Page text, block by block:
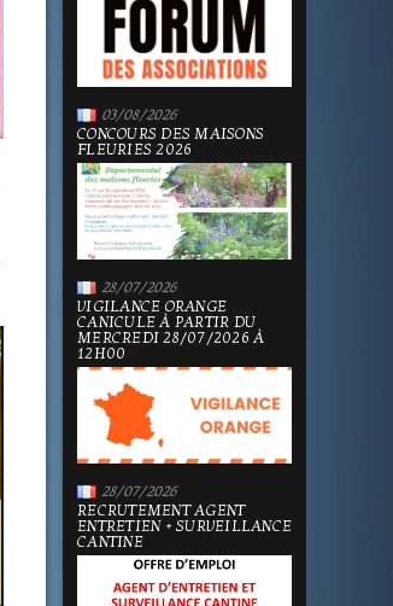
03/08/2026
CONCOURS DES MAISONS
FLEURIES 2026
28/07/2026
VIGILANCE ORANGE
CANICULE À PARTIR DU
MERCREDI 28/07/2026 À
12H00
28/07/2026
RECRUTEMENT AGENT
ENTRETIEN + SURVEILLANCE
CANTINE